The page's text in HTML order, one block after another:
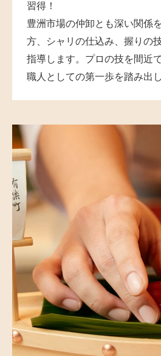
習得！
豊洲市場の仲卸とも深い関係
方、シャリの仕込み、握りの
指導します。プロの技を間近
職人としての第一歩を踏み出